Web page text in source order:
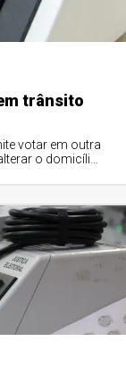
trânsito
votar em outra
o domicílio